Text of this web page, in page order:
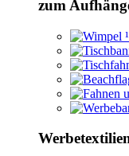
zum